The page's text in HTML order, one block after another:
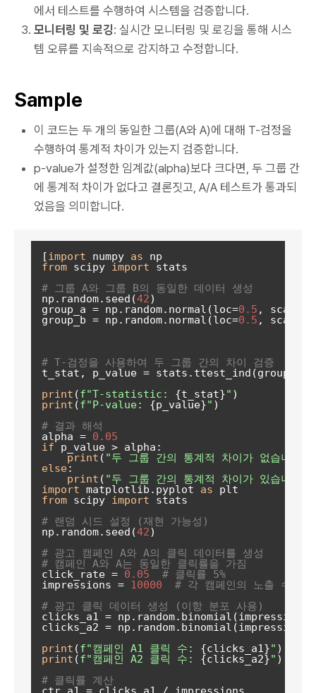
에서 테스트를 수행하여 시스템을 검증합니다.
모니터링 및 로깅: 실시간 모니터링 및 로깅을 통해 시스
템 오류를 지속적으로 감지하고 수정합니다.
Sample
이 코드는 두 개의 동일한 그룹(A와 A)에 대해 T-검정을
수행하여 통계적 차이가 있는지 검증합니다.
p-value가 설정한 임계값(alpha)보다 크다면, 두 그룹 간
에 통계적 차이가 없다고 결론짓고, A/A 테스트가 통과되
었음을 의미합니다.
[import numpy as
from scipy import stats
# 그룹 A와 그룹 B의 동일한 데이터 생성
np.random.seed(42)
group_a = np.random.normal(loc=0.5 , scale=
group_b = np.random.normal(loc=0.5 , scale=
# T-검정을 사용하여 두 그룹 간의 차이 검증
t_stat, p_value = stats.ttest_ind(group_a,
print (f"T-statistic: {t_stat}"
print (f"P-value: {p_value}" )
# 결과 해석
alpha = 0.05
if p_value > alpha:
print ( "두 그룹 간의 통계적 차이가 없습니다
else:
print ( "두 그룹 간의 통계적 차이가 있습니다
import matplotlib.pyplot as
from scipy import stats
# 랜덤 시드 설정 (재현 가능성)
np.random.seed(42)
# 광고 캠페인 A와 A의 클릭 데이터를 생성
# 캠페인 A와 A는 동일한 클릭률을 가짐
click_rate = 0.05
# 클릭률 5%
impressions = 10000
# 각 캠페인의 노출 수
# 광고 클릭 데이터 생성 (이항 분포 사용)
clicks_a1 =
clicks_a2 =
print (f"캠페인 A1 클릭 수: {clicks_a1}"
print (f"캠페인 A2 클릭 수: {clicks_a2}" )
# 클릭률 계산